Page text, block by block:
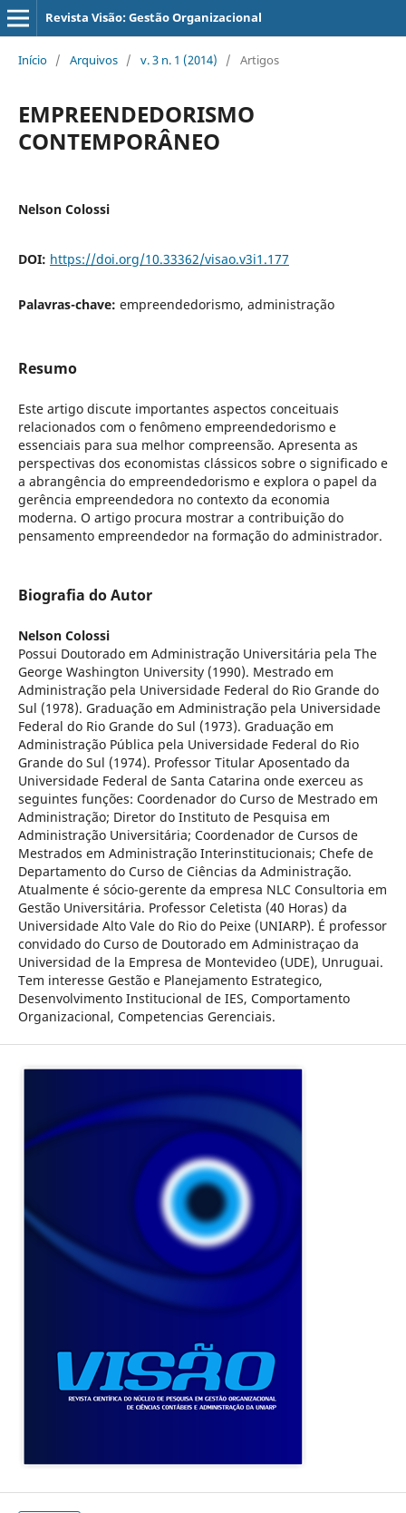
Revista Visão: Gestão Organizacional
Início / Arquivos / v. 3 n. 1 (2014) / Artigos
EMPREENDEDORISMO
CONTEMPORÂNEO
Nelson Colossi
DOI: https://doi.org/10.33362/visao.v3i1.177
Palavras-chave: empreendedorismo, administração
Resumo
Este artigo discute importantes aspectos conceituais
relacionados com o fenômeno empreendedorismo e
essenciais para sua melhor compreensão. Apresenta as
perspectivas dos economistas clássicos sobre o significado e
a abrangência do empreendedorismo e explora o papel da
gerência empreendedora no contexto da economia
moderna. O artigo procura mostrar a contribuição do
pensamento empreendedor na formação do administrador.
Biografia do Autor
Nelson Colossi
Possui Doutorado em Administração Universitária pela The
George Washington University (1990). Mestrado em
Administração pela Universidade Federal do Rio Grande do
Sul (1978). Graduação em Administração pela Universidade
Federal do Rio Grande do Sul (1973). Graduação em
Administração Pública pela Universidade Federal do Rio
Grande do Sul (1974). Professor Titular Aposentado da
Universidade Federal de Santa Catarina onde exerceu as
seguintes funções: Coordenador do Curso de Mestrado em
Administração; Diretor do Instituto de Pesquisa em
Administração Universitária; Coordenador de Cursos de
Mestrados em Administração Interinstitucionais; Chefe de
Departamento do Curso de Ciências da Administração.
Atualmente é sócio-gerente da empresa NLC Consultoria em
Gestão Universitária. Professor Celetista (40 Horas) da
Universidade Alto Vale do Rio do Peixe (UNIARP). É professor
convidado do Curso de Doutorado em Administraçao da
Universidad de la Empresa de Montevideo (UDE), Unruguai.
Tem interesse Gestão e Planejamento Estrategico,
Desenvolvimento Institucional de IES, Comportamento
Organizacional, Competencias Gerenciais.